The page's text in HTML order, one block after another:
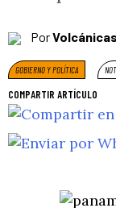
PorVolcánicas
GOBIERNO Y POLÍTICA
COMPARTIR ARTÍCULO